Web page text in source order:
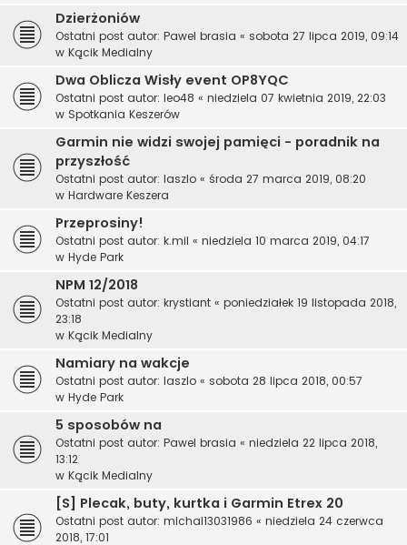
Dzierżoniów
Ostatni post autor: Pawel brasia « sobota 27 lipca 2019, 09:14
w Kącik Medialny
Dwa Oblicza Wisły event OP8YQC
Ostatni post autor: leo48 « niedziela 07 kwietnia 2019, 22:03
w Spotkania Keszerów
Garmin nie widzi swojej pamięci - poradnik na
przyszłość
Ostatni post autor: laszlo « środa 27 marca 2019, 08:20
w Hardware Keszera
Przeprosiny!
Ostatni post autor: k.mil « niedziela 10 marca 2019, 04:17
w Hyde Park
NPM 12/2018
Ostatni post autor: krystiant « poniedziałek 19 listopada 2018,
23:18
w Kącik Medialny
Namiary na wakcje
Ostatni post autor: laszlo « sobota 28 lipca 2018, 00:57
w Hyde Park
5 sposobów na
Ostatni post autor: Pawel brasia « niedziela 22 lipca 2018,
13:12
w Kącik Medialny
[S] Plecak, buty, kurtka i Garmin Etrex 20
Ostatni post autor: michal13031986 « niedziela 24 czerwca
2018, 17:01